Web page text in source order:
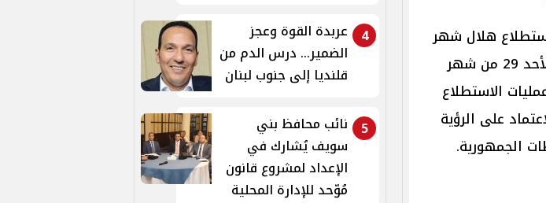
هلال شهر
جمادى الآخرة لعام 1446 هجريًا، وذلك بعد غروب شمس يوم الأحد 29 من شهر
وقد أُجريت عمليات الاستطلاع
على الرؤية
الجمهورية.
4
عربدة القوة وعجز
الضمير... درس الدم من
قلنديا إلى جنوب لبنان
5
نائب محافظ بني
سويف يُشارك في
الإعداد لمشروع قانون
مُوّحد للإدارة المحلية